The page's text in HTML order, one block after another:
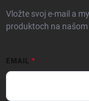
Vložte svoj e-mail a
produktoch na našom
EMAIL